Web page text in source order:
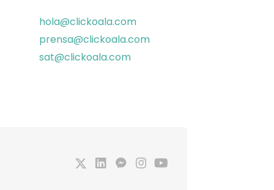
hola@clickoala.com
prensa@clickoala.com
sat@clickoala.com